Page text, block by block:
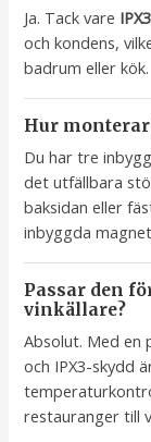
Ja. Tack vare
och kondens,
badrum eller kök.
Hur monterar
Du har tre
det utfällbara
baksidan eller
inbyggda
Passar den
vinkällare?
Absolut. Med en
och IPX3-skydd
restauranger till